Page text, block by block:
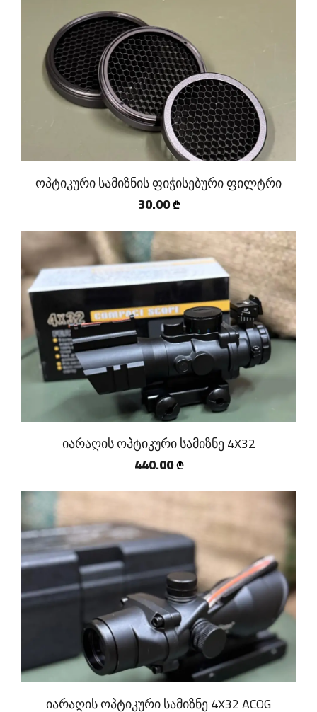
ოპტიკური სამიზნის ფიჭისებური ფილტრი
30.00 ₾
იარაღის ოპტიკური სამიზნე 4X32
440.00 ₾
იარაღის ოპტიკური სამიზნე 4X32 ACOG